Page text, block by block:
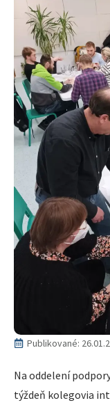
Publikované:
Na oddelení
týždeň kolegovia